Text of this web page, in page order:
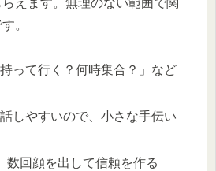
えます。無理のない範囲で関
。
って行く？何時集合？」など
しやすいので、小さな手伝い
数回顔を出して信頼を作る